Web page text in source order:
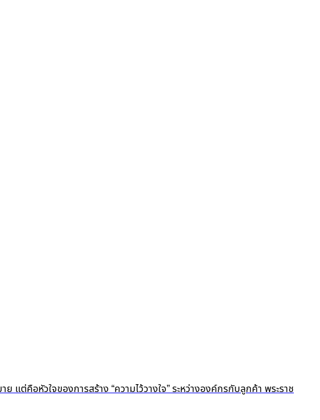
คือหัวใจของการสร้าง “ความไว้วางใจ” ระหว่างองค์กรกับลูกค้า พระราช